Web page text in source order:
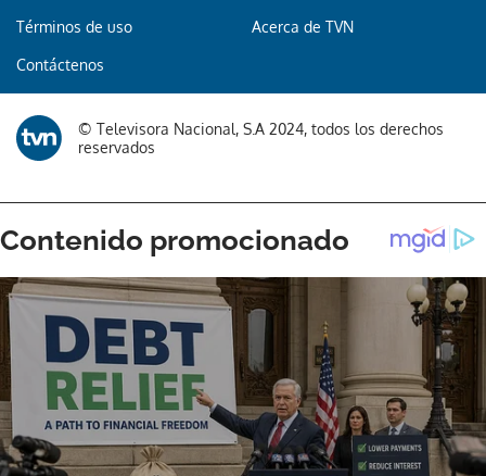
Términos de uso Acerca de TVN
Contáctenos
© Televisora Nacional, S.A 2024, todos los derechos
reservados